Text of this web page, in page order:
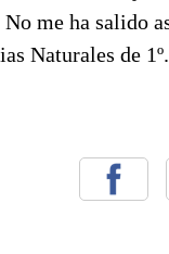
No me ha salido
Naturales de 1º.